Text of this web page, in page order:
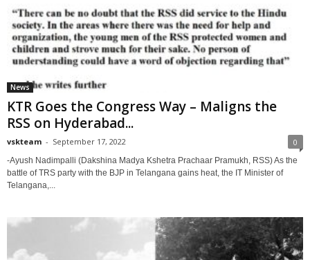
News
KTR Goes the Congress Way – Maligns the
RSS on Hyderabad...
vskteam - September 17, 2022 0
-Ayush Nadimpalli (Dakshina Madya Kshetra Prachaar Pramukh, RSS) As the
battle of TRS party with the BJP in Telangana gains heat, the IT Minister of
Telangana,...